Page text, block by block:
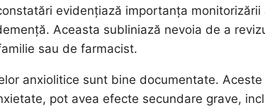
evidențiază importanța monitorizării
Aceasta subliniază nevoia de a
sau de farmacist.
anxiolitice sunt bine documentate.
pot avea efecte secundare grave,